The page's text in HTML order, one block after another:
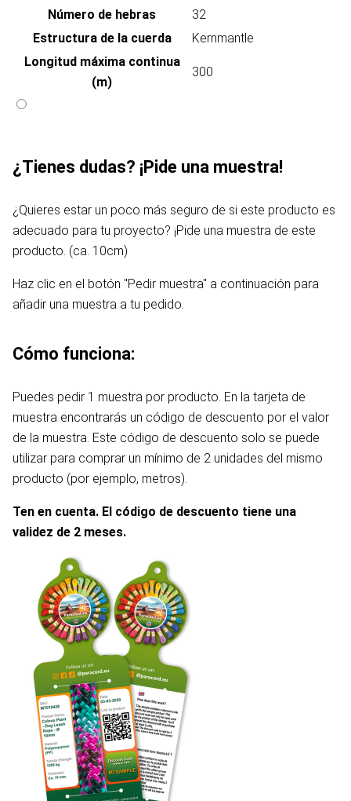
Número de hebras
32
Estructura de la cuerda
Kernmantle
Longitud máxima continua
(m)
300
¿Tienes dudas? ¡Pide una muestra!
¿Quieres estar un poco más seguro de si este producto es
adecuado para tu proyecto? ¡Pide una muestra de este
producto. (ca. 10cm)
Haz clic en el botón "Pedir muestra" a continuación para
añadir una muestra a tu pedido.
Cómo funciona:
Puedes pedir 1 muestra por producto. En la tarjeta de
muestra encontrarás un código de descuento por el valor
de la muestra. Este código de descuento solo se puede
utilizar para comprar un mínimo de 2 unidades del mismo
producto (por ejemplo, metros).
Ten en cuenta. El código de descuento tiene una
validez de 2 meses.